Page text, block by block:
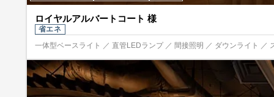
ロイヤルアルバートコート 様
省エネ
一体型ベースライト ／ 直管LEDランプ ／ 間接照明 ／ ダウンライト ／